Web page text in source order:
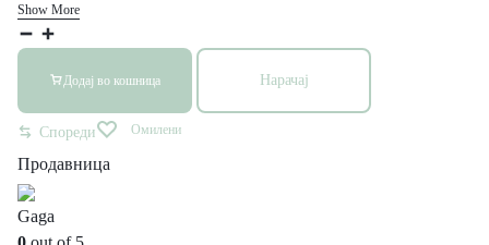
Show More
Додај во кошница Нарачај
Спореди Омилени
Продавница
Gaga